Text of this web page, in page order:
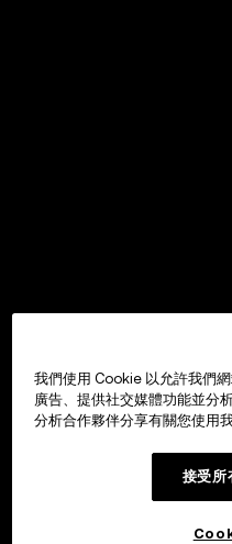
我們使用 Cookie 以允許我們
廣告、提供社交媒體功能並分
分析合作夥伴分享有關您使用
接受